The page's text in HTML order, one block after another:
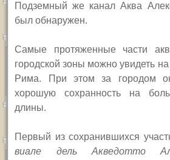
Подземный же канал Аква
был обнаружен.
Самые протяженные части
городской зоны можно увидеть
Рима. При этом за городом
хорошую сохранность на
длины.
Первый из сохранившихся
виале дель Акведотто